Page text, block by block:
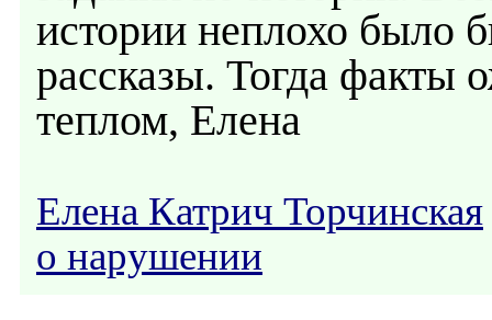
истории неплохо было
рассказы. Тогда факты
теплом, Елена
Елена Катрич Торчинская
о нарушении